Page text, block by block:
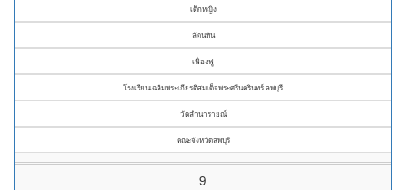
เด็กหญิง
ลัดนทิน
เฟื่องฟู
โรงเรียนเฉลิมพระเกียรติสมเด็จพระศรีนครินทร์ ลพบุรี
วัดลำนารายณ์
คณะจังหวัดลพบุรี
9